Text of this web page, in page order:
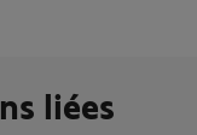
liées